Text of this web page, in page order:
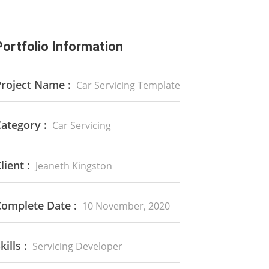
Information
Name : Car Servicing Template
: Car Servicing
: Jeaneth Kingston
Date : 10 November, 2020
: Servicing Developer